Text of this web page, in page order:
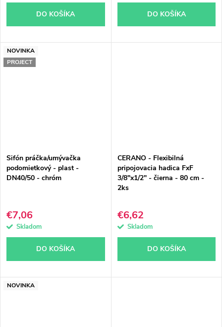
DO KOŠÍKA DO KOŠÍKA
NOVINKA
PROJECT
Sifón práčka/umývačka
podomietkový - plast -
DN40/50 - chróm
€7,06
Skladom
DO KOŠÍKA
CERANO - Flexibilná
pripojovacia hadica FxF
3/8"x1/2" - čierna - 80 cm -
2ks
€6,62
Skladom
DO KOŠÍKA
NOVINKA